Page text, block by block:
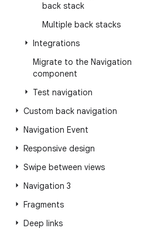
back stack
Multiple back stacks
Integrations
Migrate to the Navigation
component
Test navigation
Custom back navigation
Navigation Event
Responsive design
Swipe between views
Navigation 3
Fragments
Deep links